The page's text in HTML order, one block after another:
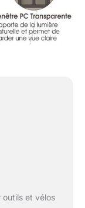
et vélos